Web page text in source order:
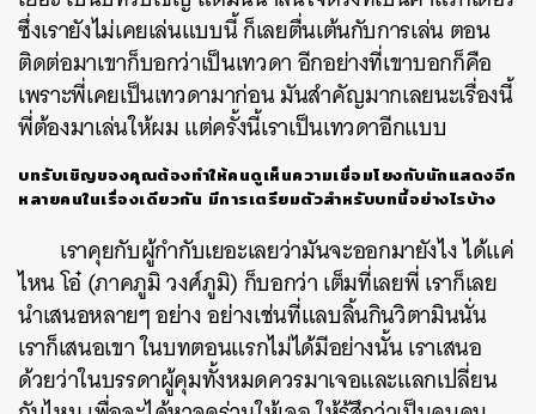
ซึ่งเรายังไม่เคยเล่นแบบนี้ ก็เลยตื่นเต้นกับการเล่น ตอน
ติดต่อมาเขาก็บอกว่าเป็นเทวดา อีกอย่างที่เขาบอกก็คือ
เพราะพี่เคยเป็นเทวดามาก่อน มันสำคัญมากเลยนะเรื่องนี้
พี่ต้องมาเล่นให้ผม แต่ครั้งนี้เราเป็นเทวดาอีกแบบ
บทรับเชิญของคุณต้องทำให้คนดูเห็นความเชื่อมโยงกับนักแสดงอีก
หลายคนในเรื่องเดียวกัน มีการเตรียมตัวสำหรับบทนี้อย่างไรบ้าง
เราคุยกับผู้กำกับเยอะเลยว่ามันจะออกมายังไง ได้แค่
ไหน โอ๋ (ภาคภูมิ วงศ์ภูมิ) ก็บอกว่า เต็มที่เลยพี่ เราก็เลย
นำเสนอหลายๆ อย่าง อย่างเช่นที่แลบลิ้นกินวิตามินนั่น
เราก็เสนอเขา ในบทตอนแรกไม่ได้มีอย่างนั้น เราเสนอ
ด้วยว่าในบรรดาผู้คุมทั้งหมดควรมาเจอและแลกเปลี่ยน
SHARE TWEET LINE EMAIL